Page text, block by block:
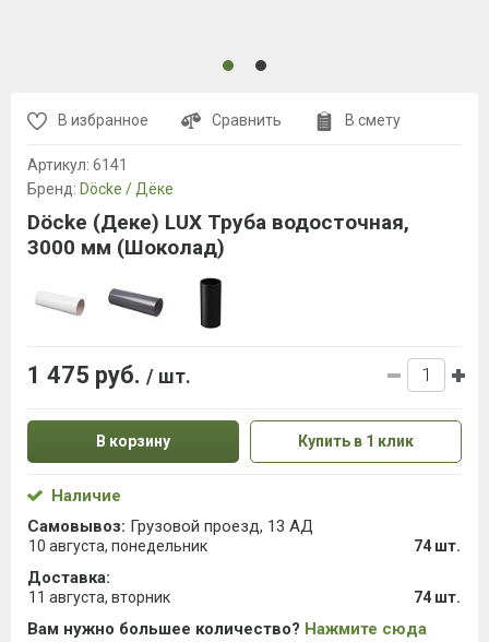
В избранное Сравнить В смету
Артикул: 6141
Бренд: Döcke / Дёке
Döcke (Деке) LUX Труба водосточная,
3000 мм (Шоколад)
1 475 руб. / шт.
В корзину Купить в 1 клик
Наличие
Самовывоз: Грузовой проезд, 13 АД
10 августа, понедельник 74 шт.
Доставка:
11 августа, вторник 74 шт.
Вам нужно большее количество? Нажмите сюда